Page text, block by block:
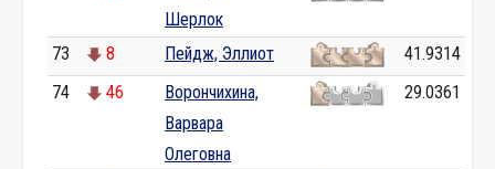
Шерлок
73 8 Пейдж, Эллиот
41.9314
74
46
Ворончихина,
Варвара
Олеговна
29.0361